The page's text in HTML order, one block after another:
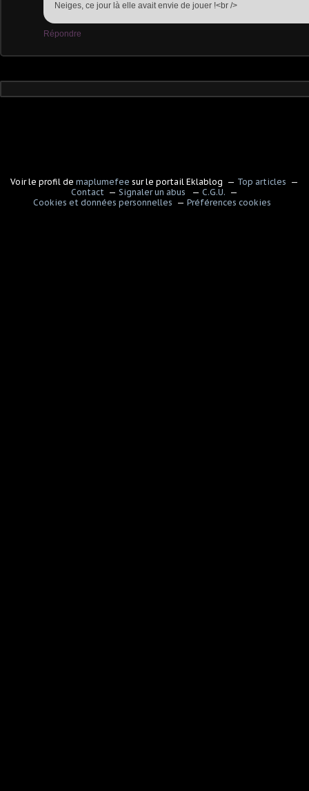
Neiges, ce jour là elle avait envie de jouer !<br />
Répondre
Voir le profil de maplumefee sur le portail Eklablog
Top articles
Contact
Signaler un abus
C.G.U.
Cookies et données personnelles
Préférences cookies